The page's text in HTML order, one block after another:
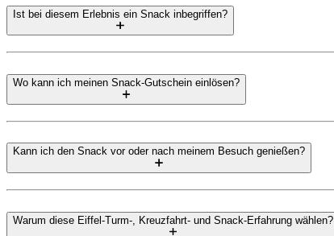
Ist bei diesem Erlebnis ein Snack inbegriffen?
Wo kann ich meinen Snack-Gutschein einlösen?
Kann ich den Snack vor oder nach meinem Besuch genießen?
Warum diese Eiffel-Turm-, Kreuzfahrt- und Snack-Erfahrung wählen?